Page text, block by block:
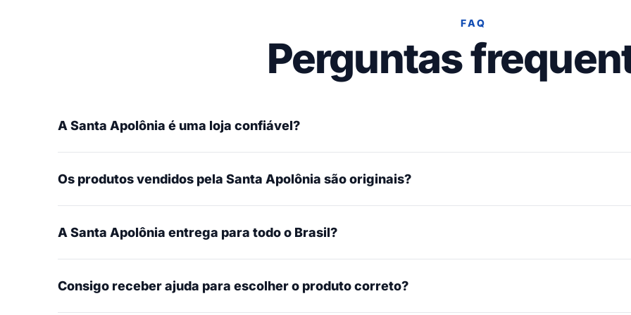
FAQ
Perguntas
A Santa Apolônia é uma loja confiável?
Os produtos vendidos pela Santa Apolônia são originais?
A Santa Apolônia entrega para todo o Brasil?
Consigo receber ajuda para escolher o produto correto?